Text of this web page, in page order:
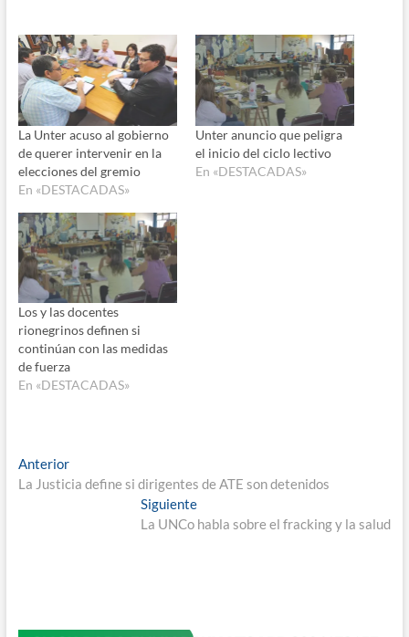
La Unter acuso al gobierno
de querer intervenir en la
elecciones del gremio
En «DESTACADAS»
Unter anuncio que peligra
el inicio del ciclo lectivo
En «DESTACADAS»
Los y las docentes
rionegrinos definen si
continúan con las medidas
de fuerza
En «DESTACADAS»
Navegación
de
AnteriorEntrada
anterior:
La Justicia define si dirigentes de ATE son detenidos
SiguienteEntrada
siguiente:
La UNCo habla sobre el fracking y la salud